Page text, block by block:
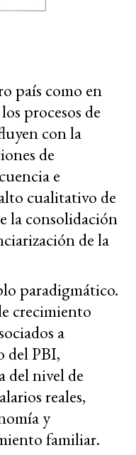
país como en
procesos de
con la
de
e
cualitativo de
la consolidación
de la
paradigmático.
crecimiento
a
del PBI,
del nivel de
reales,
y
familiar.